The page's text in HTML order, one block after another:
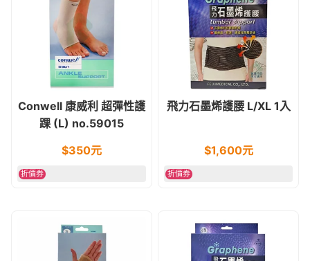
Conwell 康威利 超彈性護
踝 (L) no.59015
$350元
折價券
飛力石墨烯護腰 L/XL 1入
$1,600元
折價券